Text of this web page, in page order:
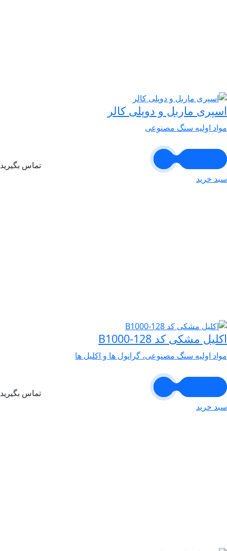
اسپری ماربل و دوپلی کالر
مواد اولیه سنگ مصنوعی
سبد خرید
تماس بگیرید
اکلیل مشکی کد B1000-128
مواد اولیه سنگ مصنوعی، گرانول ها و اکلیل ها
سبد خرید
تماس بگیرید